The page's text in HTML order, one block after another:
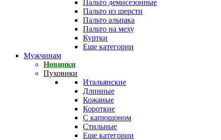
Пальто демисезонные
Пальто из шерсти
Пальто альпака
Пальто на меху
Куртки
Еще категории
Мужчинам
Новинки
Пуховики
Итальянские
Длинные
Кожаные
Короткие
С капюшоном
Стильные
Еще категории